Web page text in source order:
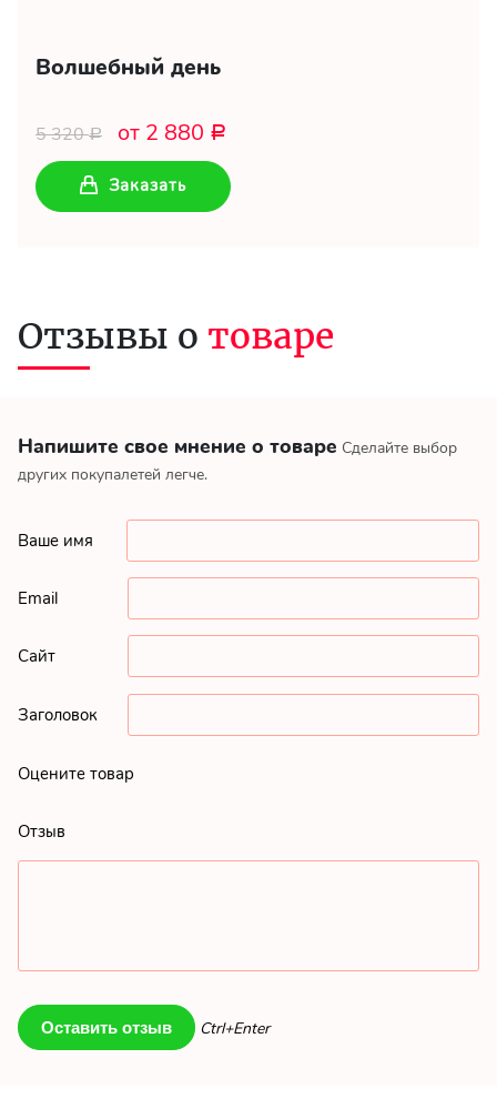
Волшебный день
5 320Р от 2 880 Р
Заказать
Напишите свое мнение о товаре Сделайте выбор
других покупалетей легче.
Ваше имя
Email
Сайт
Заголовок
Оцените товар
Отзыв
Ctrl+Enter
Отзывы о товаре